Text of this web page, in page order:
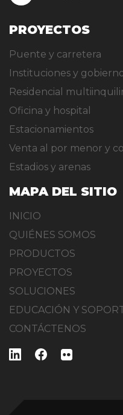
PROYECTOS
Puente y carretera
Instituciones y
Residencial
Oficina y hospital
Estacionamientos
Venta al por menor y
Estadios y arenas
MAPA DEL SITIO
INICIO
QUIÉNES SOMOS
PRODUCTOS
PROYECTOS
SOLUCIONES
EDUCACIÓN Y
CONTÁCTENOS